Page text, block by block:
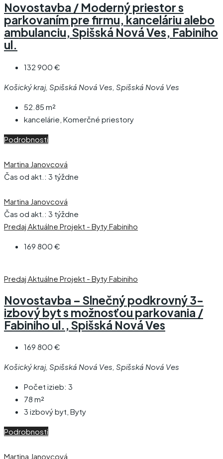
Novostavba / Moderný priestor s
parkovaním pre firmu, kanceláriu alebo
ambulanciu, Spišská Nová Ves, Fabiniho
ul.
132 900 €
Košický kraj, Spišská Nová Ves, Spišská Nová Ves
52.85 m²
kancelárie, Komerčné priestory
Podrobnosti
Martina Janovcová
Čas od akt.: 3 týždne
Martina Janovcová
Čas od akt.: 3 týždne
Predaj Aktuálne Projekt - Byty Fabiniho
169 800 €
Predaj Aktuálne Projekt - Byty Fabiniho
Novostavba – Slnečný podkrovný 3-
izbový byt s možnosťou parkovania /
Fabiniho ul., Spišská Nová Ves
169 800 €
Košický kraj, Spišská Nová Ves, Spišská Nová Ves
Počet izieb: 3
78 m²
3 izbový byt, Byty
Podrobnosti
Martina Janovcová